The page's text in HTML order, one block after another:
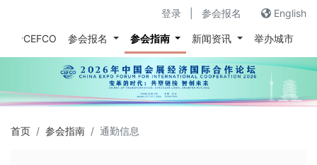
登录 参会报名 English
关于CEFCO 参会报名 参会指南 新闻资讯 举办城市
首页 参会指南 通勤信息